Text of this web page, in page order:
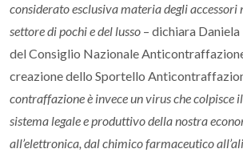
considerato esclusiva materia degli accessori
settore di pochi e del lusso – dichiara
del Consiglio Nazionale
creazione dello Sportello
contraffazione è invece un virus che colpisce
sistema legale e produttivo della nostra
all’elettronica, dal chimico farmaceutico